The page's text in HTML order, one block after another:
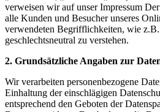
verweisen wir auf unser Impressum
alle Kunden und Besucher unseres
verwendeten Begrifflichkeiten, wie
geschlechtsneutral zu verstehen.
2. Grundsätzliche Angaben zur
Wir verarbeiten personenbezogene
Einhaltung der einschlägigen
entsprechend den Geboten der